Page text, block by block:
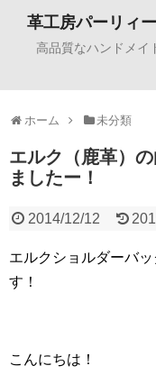
革工房パーリィ
高品質なハンドメ
ホーム 未分類
エルク（鹿革）
ましたー！
2014/12/12
エルクショルダーバ
す！
こんにちは！